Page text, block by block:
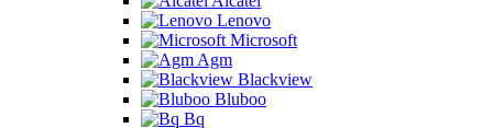
Lenovo
Microsoft
Agm
Blackview
Bluboo
Bq